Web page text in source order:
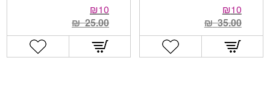
10
₪
25.00
₪
10
₪
35.00
₪